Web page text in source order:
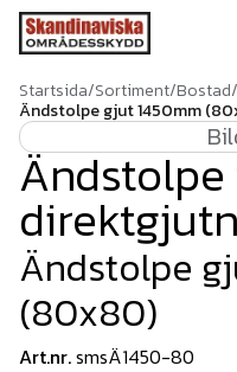
Startsida/Sortiment/Bostad/
Ändstolpe gjut 1450mm
Ändstolpe
(80x80)
Art.nr.smsÄ1450-80